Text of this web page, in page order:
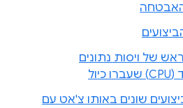
של ויסות נתונים
שונים באותו צ'אט עם